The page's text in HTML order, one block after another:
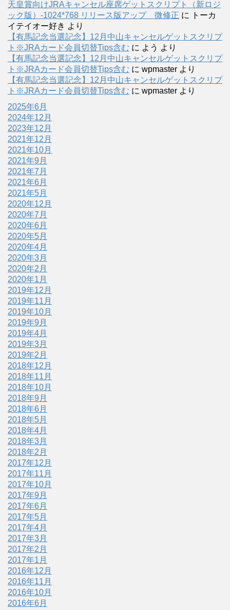
天皇賞向けJRAキャンセル座席ゲットスクリプト（新ロジ
ック版）-1024*768 リリース版アップ 微修正 に
トーカ
イテイオー好き より
【有馬記念当選記念】12月中山キャンセルゲットスクリプ
ト※JRAカード会員切替Tips含む に よう より
【有馬記念当選記念】12月中山キャンセルゲットスクリプ
ト※JRAカード会員切替Tips含む に wpmaster より
【有馬記念当選記念】12月中山キャンセルゲットスクリプ
ト※JRAカード会員切替Tips含む に wpmaster より
2025年6月
2024年12月
2023年12月
2021年12月
2021年10月
2021年9月
2021年7月
2021年6月
2021年5月
2020年12月
2020年7月
2020年6月
2020年5月
2020年4月
2020年3月
2020年2月
2020年1月
2019年12月
2019年11月
2019年10月
2019年9月
2019年4月
2019年3月
2019年2月
2018年12月
2018年11月
2018年10月
2018年9月
2018年6月
2018年5月
2018年4月
2018年3月
2018年2月
2017年12月
2017年11月
2017年10月
2017年9月
2017年6月
2017年5月
2017年4月
2017年3月
2017年2月
2017年1月
2016年12月
2016年11月
2016年10月
2016年6月